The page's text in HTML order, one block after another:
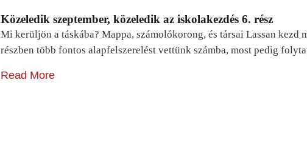
Közeledik szeptember, közeledik az iskolakezdés 6. rész
Mi kerüljön a táskába? Mappa, számolókorong, és társai Lassan
részben több fontos alapfelszerelést vettünk számba, most pedig
Read More